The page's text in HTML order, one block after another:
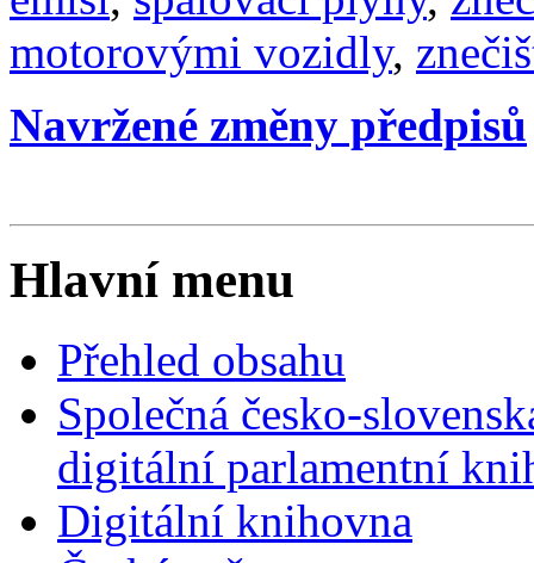
motorovými vozidly,
Navržené změny předpisů
Hlavní menu
Přehled obsahu
Společná česko-
digitální parlamentní
Digitální knihovna